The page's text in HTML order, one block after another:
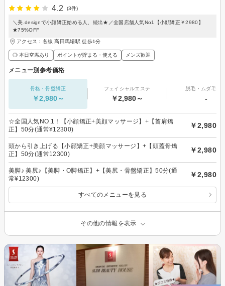
4.2
(3件)
＼美.designで小顔矯正始める人、続出★／全国店舗人気No1【小顔矯正￥2980】
★75%OFF
アクセス：各線 高田馬場駅 徒歩1分
◎ 本日空席あり ポイントが貯まる・使える メンズ歓迎
メニュー別参考価格
骨格・骨盤矯正
￥2,980～
フェイシャルエステ
￥2,980～
脱毛・ムダ毛処
-
☆全国人気NO.1！【小顔矯正+美顔マッサージ】+【首肩矯
正】50分(通常¥12300)
￥2,980
頭から引き上げる【小顔矯正+美顔マッサージ】+【頭蓋骨矯
正】50分(通常12300)
￥2,980
美脚♪ 美尻♪【美脚・O脚矯正】+【美尻・骨盤矯正】50分(通
常¥12300)
￥2,980
すべてのメニューを見る
その他の情報を表示